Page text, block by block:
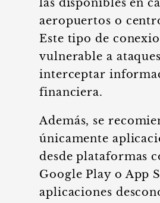
las disponibles en
aeropuertos o
Este tipo de
vulnerable a
interceptar
financiera.
Además, se
únicamente
desde plataformas
Google Play o App
aplicaciones